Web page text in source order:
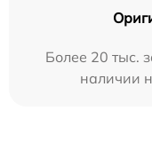
Более 20 тыс.
наличии